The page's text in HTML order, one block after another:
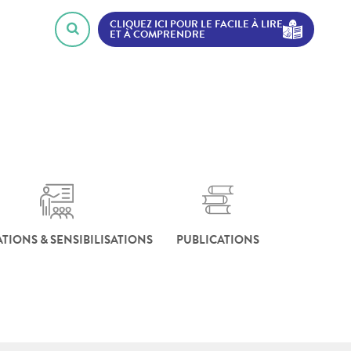
CLIQUEZ ICI POUR LE FACILE À LIRE
ET À COMPRENDRE
& SENSIBILISATIONS PUBLICATIONS